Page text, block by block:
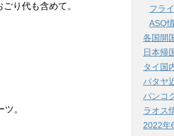
り代も含めて。
。
フラ
ASQ
各国開
日本帰
タイ国
パタヤ
バンコ
ラオス
2022年